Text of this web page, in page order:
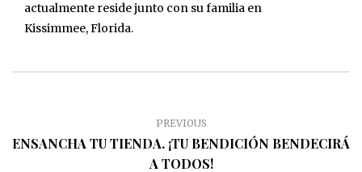
actualmente reside junto con su familia en
Kissimmee, Florida.
PREVIOUS
ENSANCHA TU TIENDA. ¡TU BENDICIÓN BENDECIRÁ
A TODOS!